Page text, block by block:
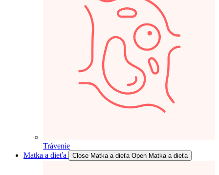
Trávenie
Matka a dieťa
Close Matka a dieťa Open Matka a dieťa